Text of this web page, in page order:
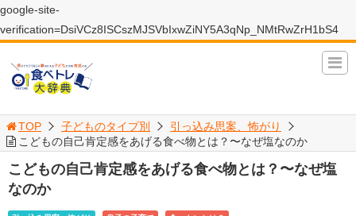
google-site-
verification=DsiVCz8ISCszMJSVbIxwZiNY5A3qNp_NMtRwZrH1bS4
TOP 子どものタイプ別
引っ込み思案、怖がり
こどもの自己肯定感をあげる食べ物とは？〜なぜ塩なのか
こどもの自己肯定感をあげる食べ物とは？〜なぜ塩
なのか